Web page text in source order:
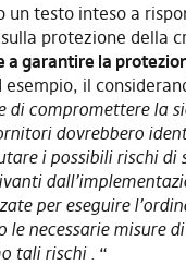
un testo inteso a
protezione della
a garantire la
esempio, il
di compromettere la
dovrebbero
i possibili rischi di
per eseguire
le necessarie misure
tali rischi . “